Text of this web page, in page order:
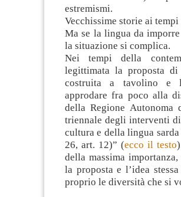
estremismi.
Vecchissime storie ai
Ma se la lingua da
la situazione si complica.
Nei tempi della
legittimata la proposta
costruita a tavolino e
approdare fra poco alla
della Regione Autonoma
triennale degli interventi
cultura e della lingua
26, art. 12)” (ecco il testo
della massima
la proposta e l’idea
proprio le diversità che si